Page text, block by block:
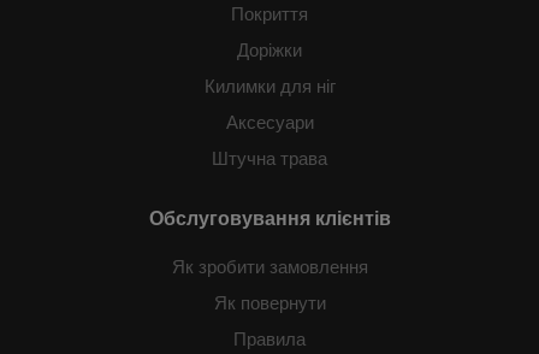
Покриття
Доріжки
Килимки для ніг
Аксесуари
Штучна трава
Обслуговування клієнтів
Як зробити замовлення
Як повернути
Правила